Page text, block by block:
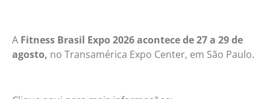
A Fitness Brasil Expo 2026 acontece de 27 a 29 de
agosto, no Transamérica Expo Center, em São Paulo.